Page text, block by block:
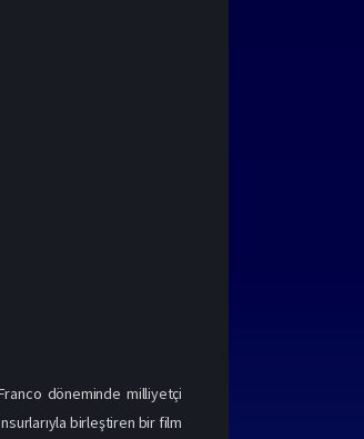
döneminde milliyetçi
birleştiren bir film